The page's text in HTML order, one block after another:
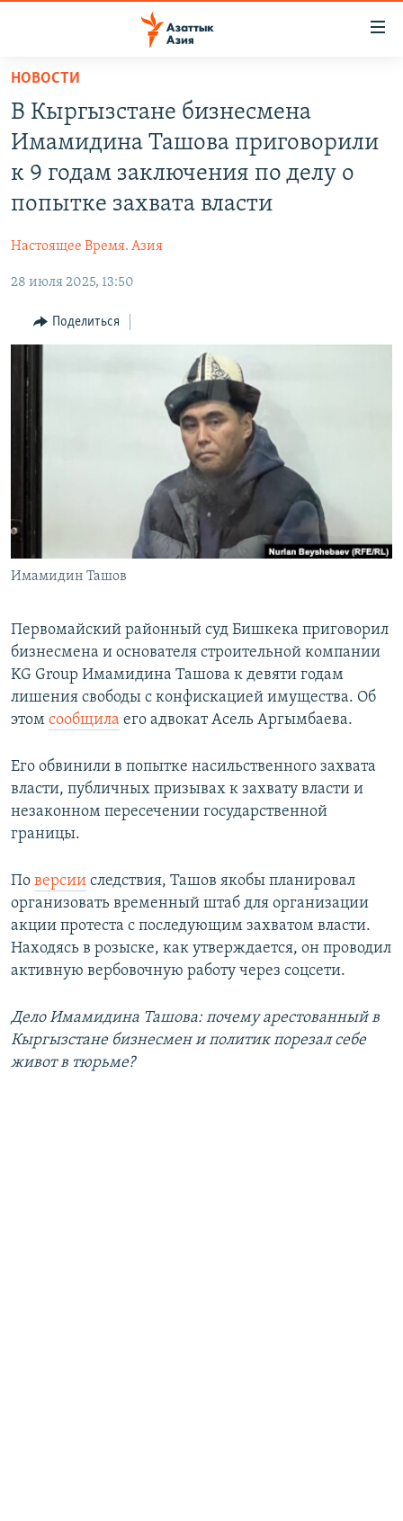
Вернуться
основному
содержанию
Вернутся
главной
Вернутся
КАЗАХСТАН
НОВОСТИ
ВОЙНА В УКРАИНЕ
ЎЗБЕКЧА
ТОҶИКӢ
ПОДПИШИТЕСЬ НА НАС В СОЦСЕТЯХ
Все сайты РСЕ/РС
НОВОСТИ
В Кыргызстане бизнесмена
Имамидина Ташова приговорили
к 9 годам заключения по делу о
попытке захвата власти
Настоящее Время. Азия
28 июля 2025, 13:50
Поделиться
Имамидин Ташов
Первомайский районный суд Бишкека приговорил
бизнесмена и основателя строительной компании
KG Group Имамидина Ташова к девяти годам
лишения свободы с конфискацией имущества. Об
этом сообщила его адвокат Асель Аргымбаева.
Его обвинили в попытке насильственного захвата
власти, публичных призывах к захвату власти и
незаконном пересечении государственной
границы.
По версии следствия, Ташов якобы планировал
организовать временный штаб для организации
акции протеста с последующим захватом власти.
Находясь в розыске, как утверждается, он проводил
активную вербовочную работу через соцсети.
Дело Имамидина Ташова: почему арестованный в
Кыргызстане бизнесмен и политик порезал себе
живот в тюрьме?